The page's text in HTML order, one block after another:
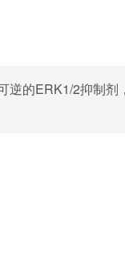
逆的ERK1/2抑制剂